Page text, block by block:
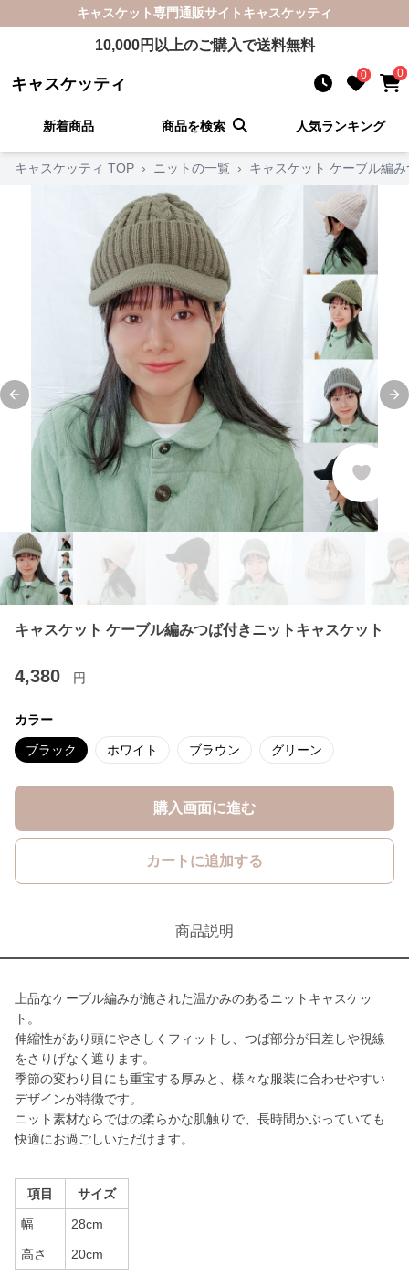
キャスケット専門通販サイト キャスケッティ
10,000円以上のご購入で送料無料
キャスケッティ 0 0
新着商品 商品を検索 人気ランキング
キャスケッティ TOP › ニットの一覧 › キャスケット ケーブル編
Previous slide
キャスケット ケーブル編みつば付きニットキャスケット
4,380 円
カラー
ブラック ホワイト ブラウン グリーン
購入画面に進む
カートに追加する
商品説明
上品なケーブル編みが施された温かみのあるニットキャスケッ
ト。
伸縮性があり頭にやさしくフィットし、つば部分が日差しや視線
をさりげなく遮ります。
季節の変わり目にも重宝する厚みと、様々な服装に合わせやすい
デザインが特徴です。
ニット素材ならではの柔らかな肌触りで、長時間かぶっていても
快適にお過ごしいただけます。
項目 サイズ
幅 28cm
高さ 20cm